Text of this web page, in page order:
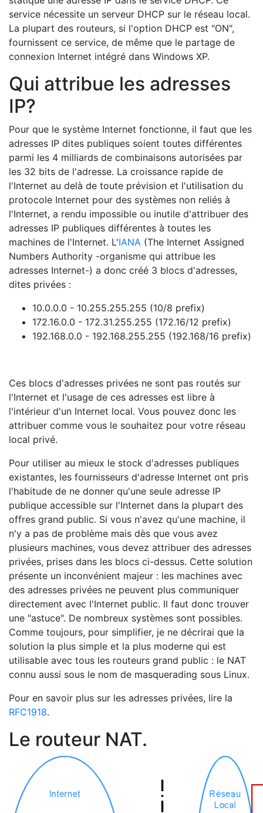
service nécessite un serveur DHCP sur le réseau local.
La plupart des routeurs, si l'option DHCP est "ON",
fournissent ce service, de même que le partage de
connexion Internet intégré dans Windows XP.
Qui attribue les adresses
IP?
Pour que le système Internet fonctionne, il faut que les
adresses IP dites publiques soient toutes différentes
parmi les 4 milliards de combinaisons autorisées par
les 32 bits de l'adresse. La croissance rapide de
l'Internet au delà de toute prévision et l'utilisation du
protocole Internet pour des systèmes non reliés à
l'Internet, a rendu impossible ou inutile d'attribuer des
adresses IP publiques différentes à toutes les
machines de l'Internet. L'IANA (The Internet Assigned
Numbers Authority -organisme qui attribue les
adresses Internet-) a donc créé 3 blocs d'adresses,
dites privées :
10.0.0.0 - 10.255.255.255 (10/8 prefix)
172.16.0.0 - 172.31.255.255 (172.16/12 prefix)
192.168.0.0 - 192.168.255.255 (192.168/16 prefix)
Ces blocs d'adresses privées ne sont pas routés sur
l'Internet et l'usage de ces adresses est libre à
l'intérieur d'un Internet local. Vous pouvez donc les
attribuer comme vous le souhaitez pour votre réseau
local privé.
Pour utiliser au mieux le stock d'adresses publiques
existantes, les fournisseurs d'adresse Internet ont pris
l'habitude de ne donner qu'une seule adresse IP
publique accessible sur l'Internet dans la plupart des
offres grand public. Si vous n'avez qu'une machine, il
n'y a pas de problème mais dès que vous avez
plusieurs machines, vous devez attribuer des adresses
privées, prises dans les blocs ci-dessus. Cette solution
présente un inconvénient majeur : les machines avec
des adresses privées ne peuvent plus communiquer
directement avec l'Internet public. Il faut donc trouver
une "astuce". De nombreux systèmes sont possibles.
Comme toujours, pour simplifier, je ne décrirai que la
solution la plus simple et la plus moderne qui est
utilisable avec tous les routeurs grand public : le NAT
connu aussi sous le nom de masquerading sous Linux.
Pour en savoir plus sur les adresses privées, lire la
RFC1918.
Le routeur NAT.